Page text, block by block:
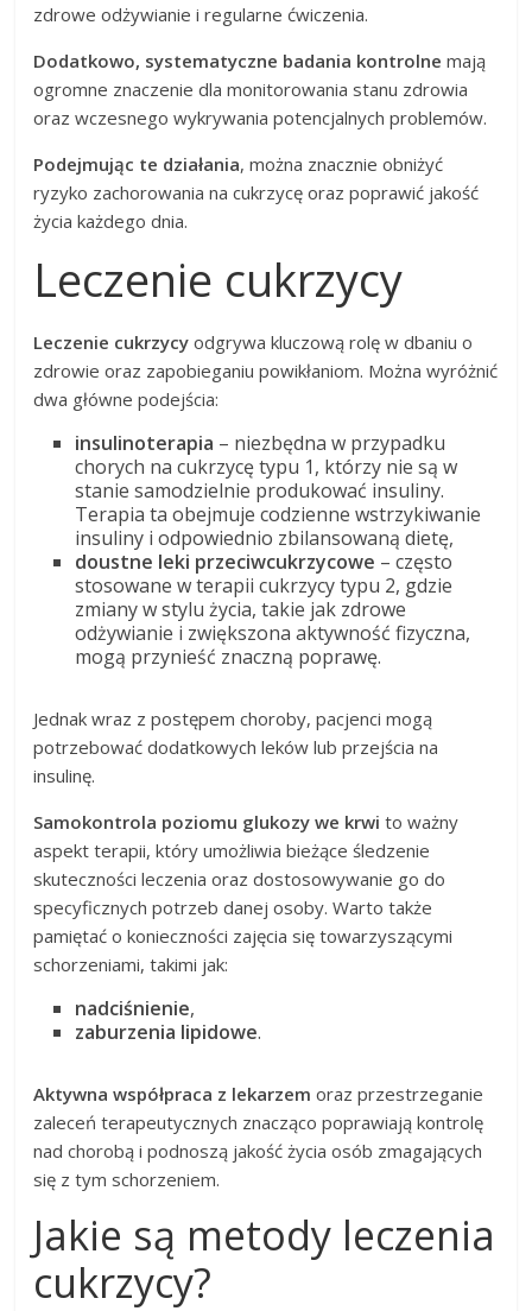
zdrowe odżywianie i regularne ćwiczenia.
Dodatkowo, systematyczne badania kontrolne mają
ogromne znaczenie dla monitorowania stanu zdrowia
oraz wczesnego wykrywania potencjalnych problemów.
Podejmując te działania, można znacznie obniżyć
ryzyko zachorowania na cukrzycę oraz poprawić jakość
życia każdego dnia.
Leczenie cukrzycy
Leczenie cukrzycy odgrywa kluczową rolę w dbaniu o
zdrowie oraz zapobieganiu powikłaniom. Można wyróżnić
dwa główne podejścia:
insulinoterapia – niezbędna w przypadku
chorych na cukrzycę typu 1, którzy nie są w
stanie samodzielnie produkować insuliny.
Terapia ta obejmuje codzienne wstrzykiwanie
insuliny i odpowiednio zbilansowaną dietę,
doustne leki przeciwcukrzycowe – często
stosowane w terapii cukrzycy typu 2, gdzie
zmiany w stylu życia, takie jak zdrowe
odżywianie i zwiększona aktywność fizyczna,
mogą przynieść znaczną poprawę.
Jednak wraz z postępem choroby, pacjenci mogą
potrzebować dodatkowych leków lub przejścia na
insulinę.
Samokontrola poziomu glukozy we krwi to ważny
aspekt terapii, który umożliwia bieżące śledzenie
skuteczności leczenia oraz dostosowywanie go do
specyficznych potrzeb danej osoby. Warto także
pamiętać o konieczności zajęcia się towarzyszącymi
schorzeniami, takimi jak:
nadciśnienie,
zaburzenia lipidowe.
Aktywna współpraca z lekarzem oraz przestrzeganie
zaleceń terapeutycznych znacząco poprawiają kontrolę
nad chorobą i podnoszą jakość życia osób zmagających
się z tym schorzeniem.
Jakie są metody leczenia
cukrzycy?